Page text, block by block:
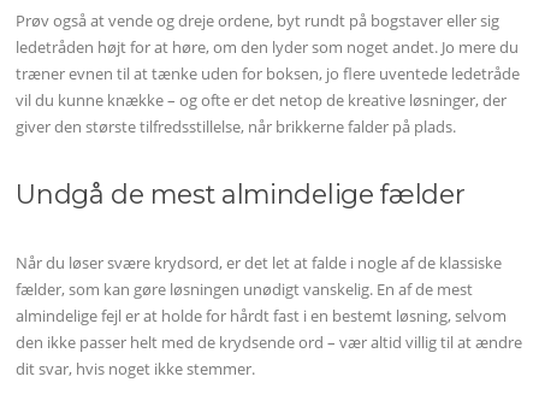
Prøv også at vende og dreje ordene, byt rundt på bogstaver eller sig
ledetråden højt for at høre, om den lyder som noget andet. Jo mere du
træner evnen til at tænke uden for boksen, jo flere uventede ledetråde
vil du kunne knække – og ofte er det netop de kreative løsninger, der
giver den største tilfredsstillelse, når brikkerne falder på plads.
Undgå de mest almindelige fælder
Når du løser svære krydsord, er det let at falde i nogle af de klassiske
fælder, som kan gøre løsningen unødigt vanskelig. En af de mest
almindelige fejl er at holde for hårdt fast i en bestemt løsning, selvom
den ikke passer helt med de krydsende ord – vær altid villig til at ændre
dit svar, hvis noget ikke stemmer.